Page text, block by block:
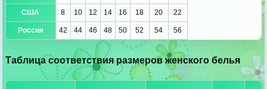
США 8 10 12 14 16 18 20 22
Россия 42 44 46 48 50 52 54 56
Таблица соответствия размеров женского белья